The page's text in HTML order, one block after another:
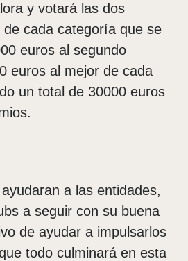
y votará las dos
de cada categoría que se
euros al segundo
euros al mejor de cada
un total de 30000 euros
a las entidades,
a seguir con su buena
de ayudar a impulsarlos
todo culminará en esta